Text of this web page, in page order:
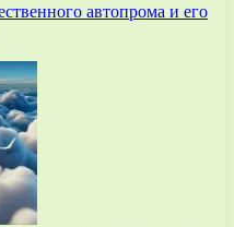
автопрома и его